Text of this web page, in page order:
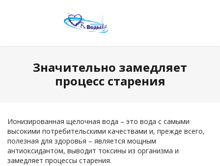
Значительно замедляет
процесс старения
Ионизированная щелочная вода – это вода с самыми
высокими потребительскими качествами и, прежде всего,
полезная для здоровья – является мощным
антиоксидантом, выводит токсины из организма и
замедляет процессы старения.